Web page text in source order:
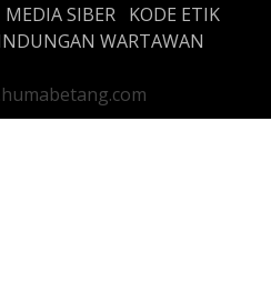
SIBER
KODE ETIK
WARTAWAN